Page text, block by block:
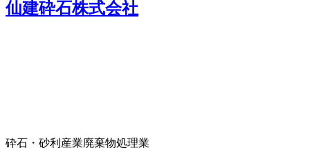
仙建砕石株式会社
砕石・砂利 産業廃棄物処理業